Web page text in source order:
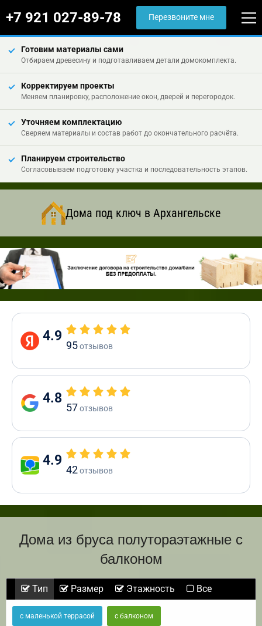
+7 921 027-89-78 Перезвоните мне
Готовим материалы сами
Отбираем древесину и подготавливаем детали домокомплекта.
Корректируем проекты
Меняем планировку, расположение окон, дверей и перегородок.
Уточняем комплектацию
Сверяем материалы и состав работ до окончательного расчёта.
Планируем строительство
Согласовываем подготовку участка и последовательность этапов.
Дома под ключ в Архангельске
4.9
95отзывов
4.8
57отзывов
4.9
42отзывов
Дома из бруса полутораэтажные с
балконом
Тип Размер Этажность Все
с маленькой террасой с балконом